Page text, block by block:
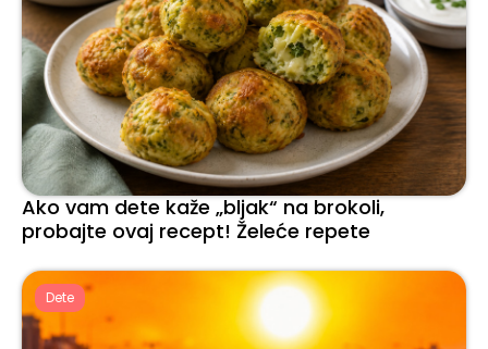
Ako vam dete kaže „bljak“ na brokoli,
probajte ovaj recept! Želeće repete
Dete